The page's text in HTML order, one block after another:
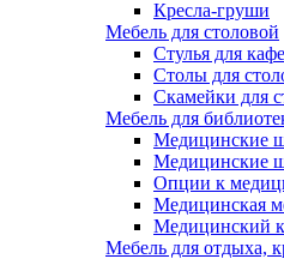
Кресла-груши
Мебель для столовой
Cтулья для кафе
Cтолы для
Скамейки для
Мебель для
Медицинские
Медицинские
Опции к
Медицинская
Медицинский
Мебель для отдыха,